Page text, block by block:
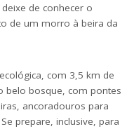
de conhecer o
de um morro à beira da
com 3,5 km de
belo bosque, com pontes
ancoradouros para
prepare, inclusive, para